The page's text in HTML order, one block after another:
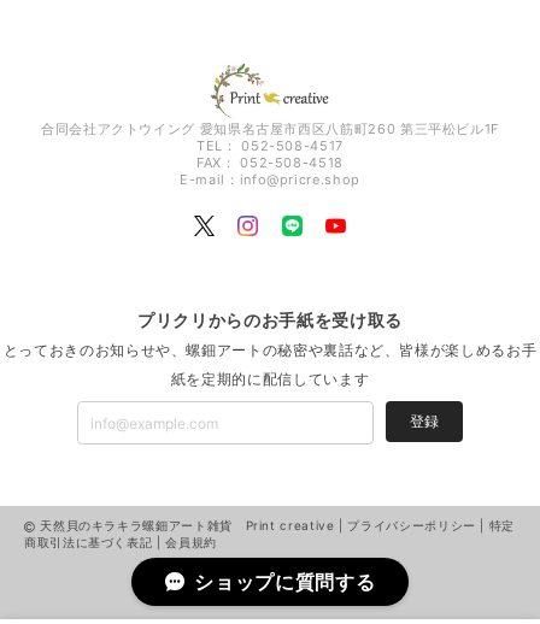
合同会社アクトウイング 愛知県名古屋市西区八筋町260 第三平松ビル1F
TEL： 052-508-4517
FAX： 052-508-4518
E-mail： info@pricre.shop
プリクリからのお手紙を受け取る
とっておきのお知らせや、螺鈿アートの秘密や裏話など、皆様が楽しめるお手
紙を定期的に配信しています
登録
天然貝のキラキラ螺鈿アート雑貨 Print creative | プライバシーポリシー
特定
商取引法に基づく表記
|会員規約
ショップに質問する